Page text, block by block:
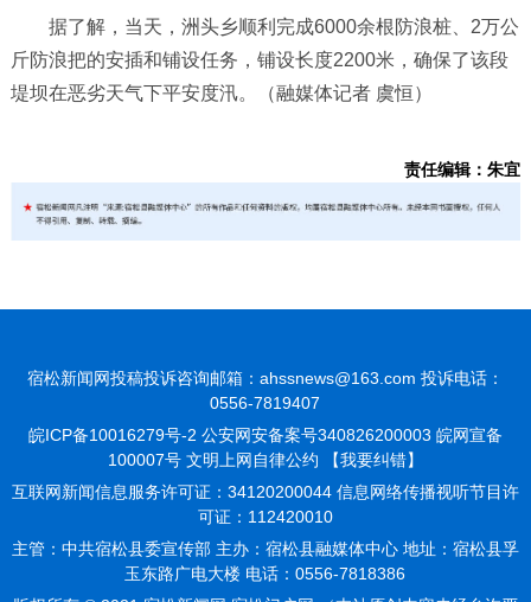
据了解，当天，洲头乡顺利完成6000余根防浪桩、2万公
斤防浪把的安插和铺设任务，铺设长度2200米，确保了该段
堤坝在恶劣天气下平安度汛。（融媒体记者 虞恒）
责任编辑：朱宜
宿松新闻网投稿投诉咨询邮箱：ahssnews@163.com 投诉电话：
0556-7819407
皖ICP备10016279号-2 公安网安备案号340826200003 皖网宣备
100007号 文明上网自律公约
【我要纠错】
互联网新闻信息服务许可证：34120200044 信息网络传播视听节目许
可证：112420010
主管：中共宿松县委宣传部 主办：宿松县融媒体中心 地址：宿松县孚
玉东路广电大楼 电话：0556-7818386